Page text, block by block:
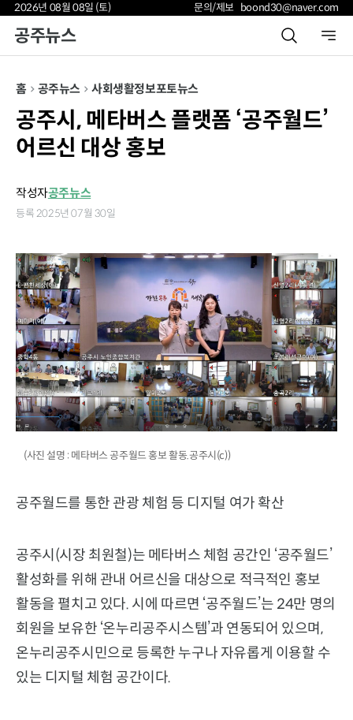
2026년 08월 08일 (토) 문의/제보 boond30@naver.com
공주뉴스
홈 공주뉴스 사회생활정보포토뉴스
공주시, 메타버스 플랫폼 ‘공주월드’
어르신 대상 홍보
작성자공주뉴스
등록 2025년 07월 30일
(사진 설명 : 메타버스 공주월드 홍보 활동.공주시(c))
공주월드를 통한 관광 체험 등 디지털 여가 확산
공주시(시장 최원철)는 메타버스 체험 공간인 ‘공주월드’
활성화를 위해 관내 어르신을 대상으로 적극적인 홍보
활동을 펼치고 있다. 시에 따르면 ‘공주월드’는 24만 명의
회원을 보유한 ‘온누리공주시스템’과 연동되어 있으며,
온누리공주시민으로 등록한 누구나 자유롭게 이용할 수
있는 디지털 체험 공간이다.